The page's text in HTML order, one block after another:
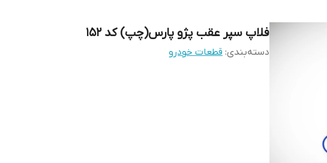
فلاپ سپر عقب پژو پارس(چپ) کد ۱۵۲
دسته‌بندی: قطعات خودرو